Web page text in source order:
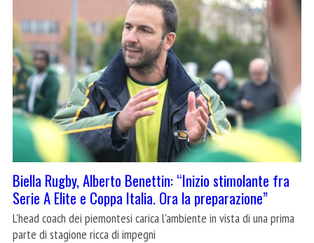
Biella Rugby, Alberto Benettin: “Inizio stimolante fra
Serie A Elite e Coppa Italia. Ora la preparazione”
L'head coach dei piemontesi carica l'ambiente in vista di una prima
parte di stagione ricca di impegni